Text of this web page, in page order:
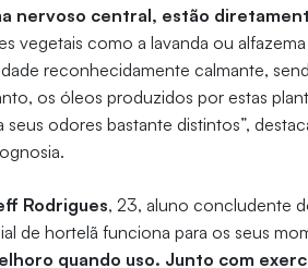
nervoso central, estão
vegetais como a lavanda ou
reconhecidamente calmante,
os óleos produzidos por estas
seus odores bastante distintos”,
Rodrigues, 23, aluno concludente
de hortelã funciona para os seus
quando uso. Junto com